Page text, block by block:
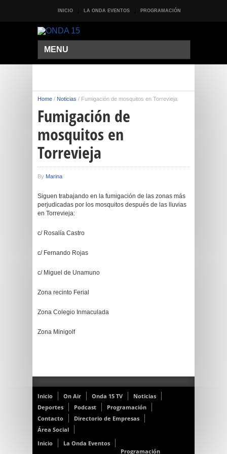
INICIO LA ONDA EVENTOS PROGRAMACIÓN
MENU
Home / Noticias / Fumigación de mosquitos en Torrevieja
Fumigación de
mosquitos en
Torrevieja
By Marina
Siguen trabajando en la fumigación de las zonas más
perjudicadas por los mosquitos después de las lluvias
en Torrevieja:
c/ Rosalía Castro
c/ Fernando Rojas
c/ Miguel de Unamuno
Zona recinto Ferial
Zona Colegio Inmaculada
Zona Minigolf
Inicio On Air Onda 15 TV
Noticias
Deportes
Podcast
Programación
Contacto
Directorio de Empresas
Área Social
Inicio
La Onda Eventos
Programación